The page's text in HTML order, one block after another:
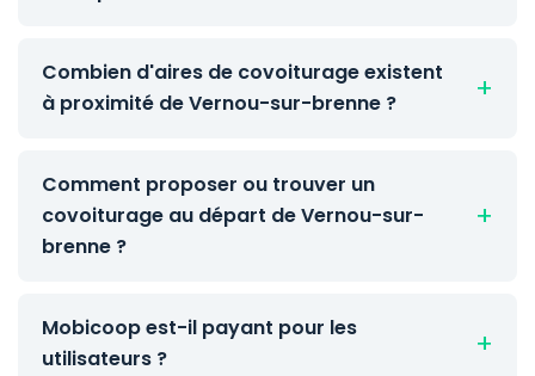
Combien d'aires de covoiturage existent
à proximité de Vernou-sur-brenne ?
Comment proposer ou trouver un
covoiturage au départ de Vernou-sur-
brenne ?
Mobicoop est-il payant pour les
utilisateurs ?